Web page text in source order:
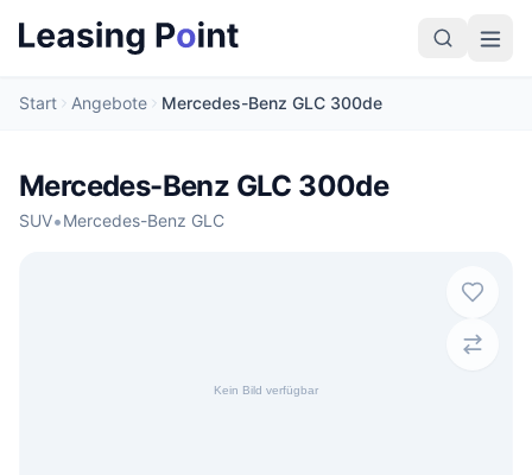
Start Angebote Mercedes-Benz GLC 300de
Mercedes-Benz GLC 300de
SUV•Mercedes-Benz GLC